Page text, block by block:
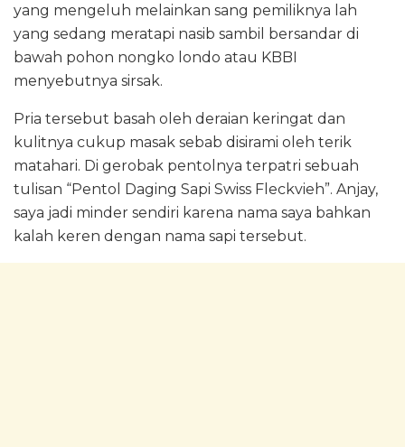
yang mengeluh melainkan sang pemiliknya lah
yang sedang meratapi nasib sambil bersandar di
bawah pohon nongko londo atau KBBI
menyebutnya sirsak.
Pria tersebut basah oleh deraian keringat dan
kulitnya cukup masak sebab disirami oleh terik
matahari. Di gerobak pentolnya terpatri sebuah
tulisan “Pentol Daging Sapi Swiss Fleckvieh”. Anjay,
saya jadi minder sendiri karena nama saya bahkan
kalah keren dengan nama sapi tersebut.